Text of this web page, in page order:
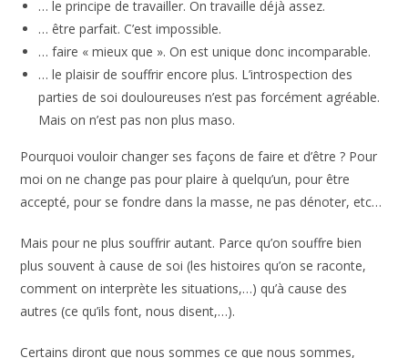
… le principe de travailler. On travaille déjà assez.
… être parfait. C’est impossible.
… faire « mieux que ». On est unique donc incomparable.
… le plaisir de souffrir encore plus. L’introspection des
parties de soi douloureuses n’est pas forcément
agréable. Mais on n’est pas non plus maso.
Pourquoi vouloir changer ses façons de faire et d’être ?
Pour moi on ne change pas pour plaire à quelqu’un, pour
être accepté, pour se fondre dans la masse, ne pas
Mais pour ne plus souffrir autant. Parce qu’on souffre bien
plus souvent à cause de soi (les histoires qu’on se raconte,
comment on interprète les situations,…) qu’à cause des